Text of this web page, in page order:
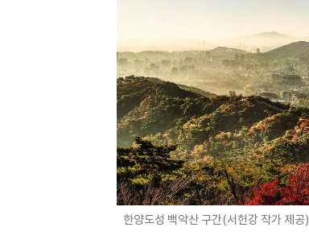
한양도성 백악산 구간(서헌강 작가 제공)